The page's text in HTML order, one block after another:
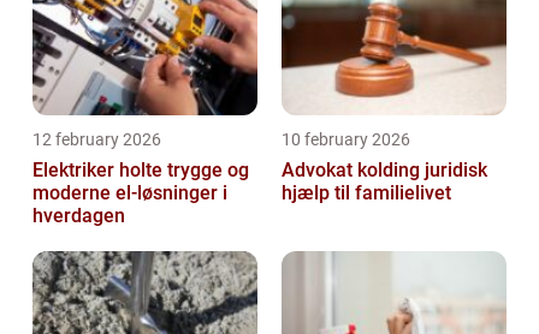
12 february 2026
Elektriker holte trygge og
moderne el-løsninger i
hverdagen
10 february 2026
Advokat kolding juridisk
hjælp til familielivet